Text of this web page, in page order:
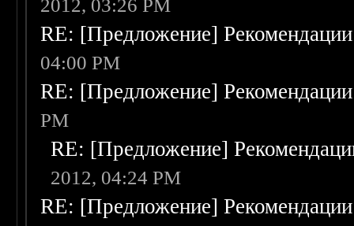
2012, 03:26 PM
RE: [Предложение]
04:00 PM
RE: [Предложение]
PM
RE: [Предложение]
2012, 04:24 PM
RE: [Предложение]